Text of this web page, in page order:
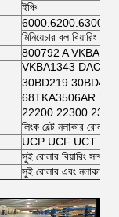
ইঞ্চি
মিনিয়েচার বল বিয়ারিং
800792 A VKBA
VKBA1343
30BD219 30BD40
68TKA3506AR
22200 22300
লিংক বেল্ট নলাকার রোলার
UCP UCF UCT
সুই রোলার বিয়ারিং সম্পূর্ণ
সুই রোলার এবং নলাকার